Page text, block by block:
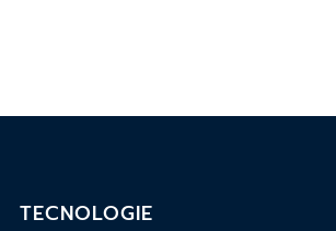
TECNOLOGIE